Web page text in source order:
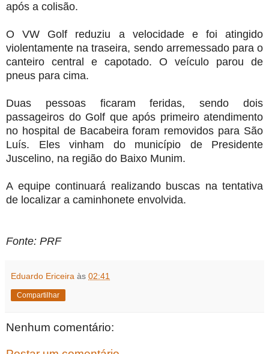
após a colisão.
O VW Golf reduziu a velocidade e foi atingido
violentamente na traseira, sendo arremessado para o
canteiro central e capotado. O veículo parou de
pneus para cima.
Duas pessoas ficaram feridas, sendo dois
passageiros do Golf que após primeiro atendimento
no hospital de Bacabeira foram removidos para São
Luís. Eles vinham do município de Presidente
Juscelino, na região do Baixo Munim.
A equipe continuará realizando buscas na tentativa
de localizar a caminhonete envolvida.
Fonte: PRF
Eduardo Ericeira às 02:41
Compartilhar
Nenhum comentário: